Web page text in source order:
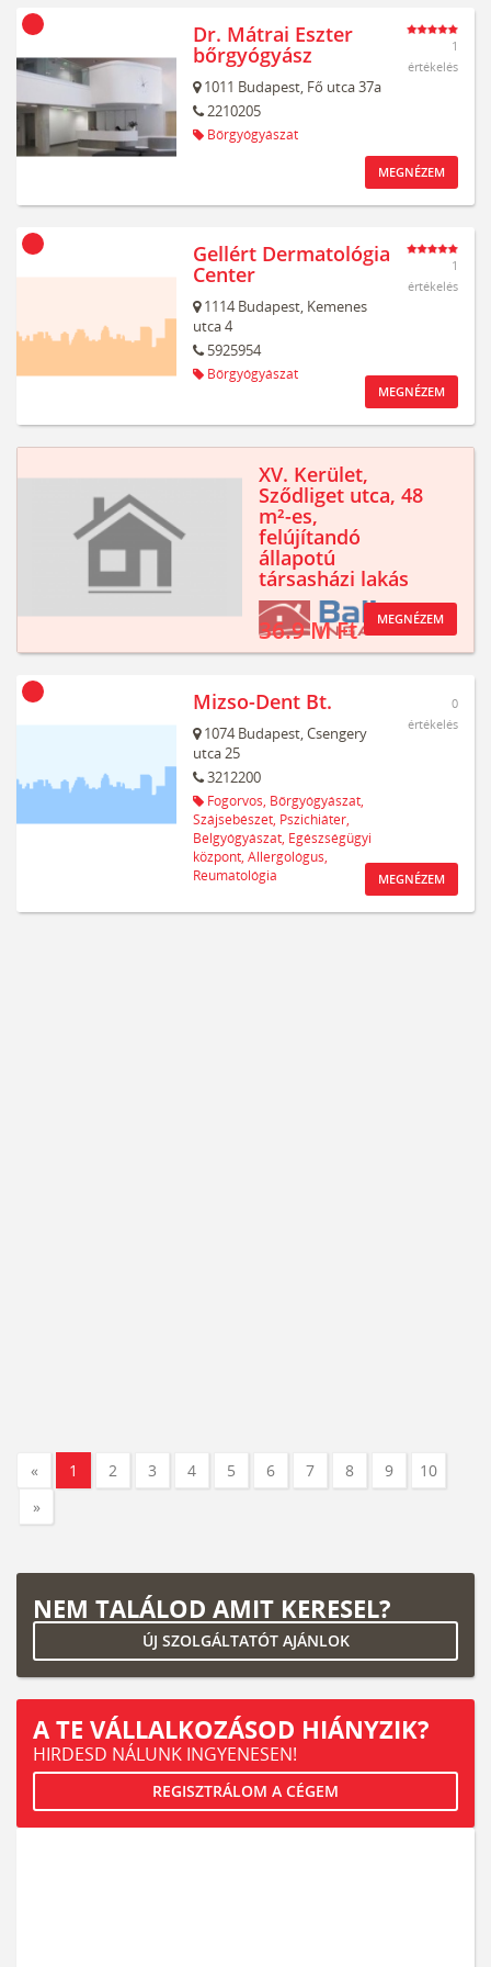
Dr. Mátrai Eszter
bőrgyógyász
1011 Budapest, Fő utca 37a
2210205
Bőrgyógyászat
1
értékelés
MEGNÉZEM
Gellért Dermatológia
Center
1114 Budapest, Kemenes
utca 4
5925954
Bőrgyógyászat
1
értékelés
MEGNÉZEM
XV. Kerület,
Sződliget utca, 48
m²-es,
felújítandó
állapotú
társasházi lakás
36.9 M Ft MEGNÉZEM
Mizso-Dent Bt.
1074 Budapest,Csengery
utca 25
3212200
Fogorvos, Bőrgyógyászat,
Szájsebészet, Pszichiáter,
Belgyógyászat, Egészségügyi
központ, Allergológus,
Reumatológia
0
értékelés
MEGNÉZEM
« 1 2 3 4 5 6 7 8 9
10
»
NEM TALÁLOD AMIT KERESEL?
ÚJ SZOLGÁLTATÓT AJÁNLOK
A TE VÁLLALKOZÁSOD HIÁNYZIK?
HIRDESD NÁLUNK INGYENESEN!
REGISZTRÁLOM A CÉGEM